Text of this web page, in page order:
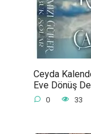
Ceyda
Eve Dönüş
0 33